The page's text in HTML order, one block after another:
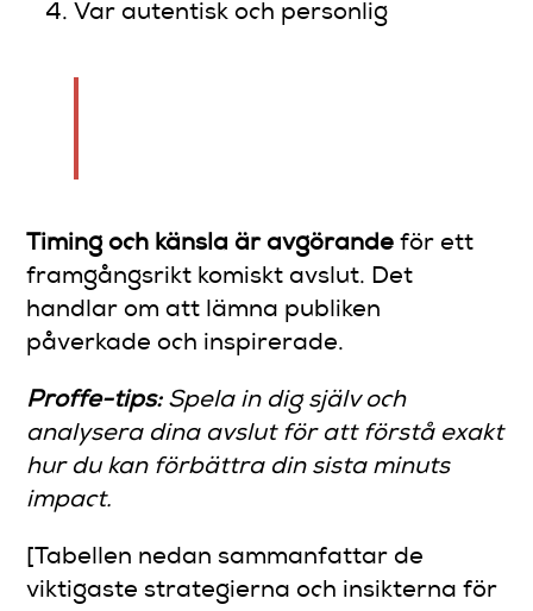
Var autentisk och personlig
Timing och känsla är avgörande för ett
framgångsrikt komiskt avslut. Det
handlar om att lämna publiken
påverkade och inspirerade.
Proffe-tips: Spela in dig själv och
analysera dina avslut för att förstå exakt
hur du kan förbättra din sista minuts
impact.
[Tabellen nedan sammanfattar de
viktigaste strategierna och insikterna för